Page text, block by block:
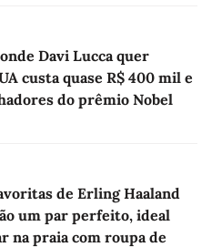
Davi Lucca quer
custa quase R$ 400 mil e
do prêmio Nobel
de Erling Haaland
um par perfeito, ideal
na praia com roupa de